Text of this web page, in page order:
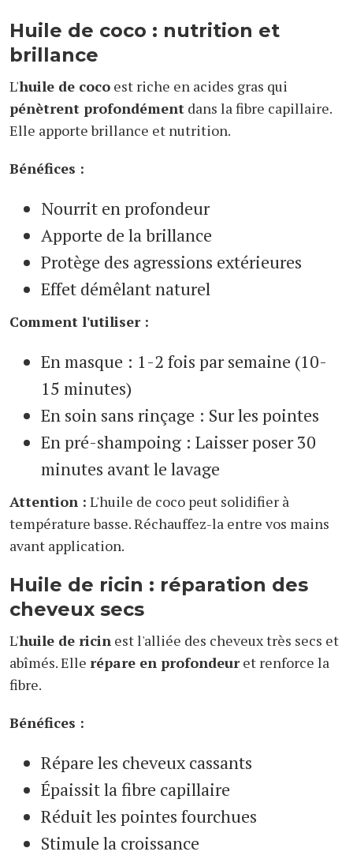
Huile de coco : nutrition et
brillance
L'huile de coco est riche en acides gras qui
pénètrent profondément dans la fibre capillaire.
Elle apporte brillance et nutrition.
Bénéfices :
Nourrit en profondeur
Apporte de la brillance
Protège des agressions extérieures
Effet démêlant naturel
Comment l'utiliser :
En masque : 1-2 fois par semaine (10-
15 minutes)
En soin sans rinçage : Sur les pointes
En pré-shampoing : Laisser poser 30
minutes avant le lavage
Attention : L'huile de coco peut solidifier à
température basse. Réchauffez-la entre vos mains
avant application.
Huile de ricin : réparation des
cheveux secs
L'huile de ricin est l'alliée des cheveux très secs et
abîmés. Elle répare en profondeuret renforce la
fibre.
Bénéfices :
Répare les cheveux cassants
Épaissit la fibre capillaire
Réduit les pointes fourchues
Stimule la croissance